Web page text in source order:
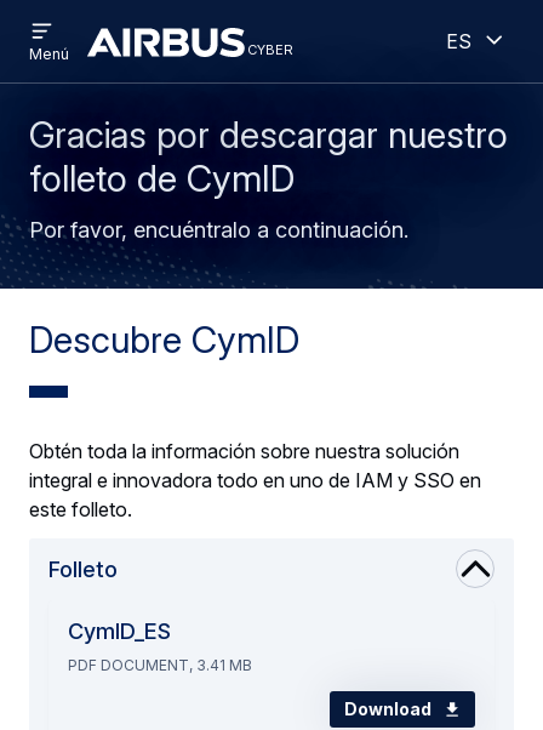
al
contenido
to
search
cyber cyber
menu
Menú
Español
Gracias por descargar nuestro
folleto de CymID
Por favor, encuéntralo a continuación.
Descubre CymID
Obtén toda la información sobre nuestra solución
integral e innovadora todo en uno de IAM y SSO en
este folleto.
Folleto
CymID_ES
PDF DOCUMENT, 3.41 MB
Download